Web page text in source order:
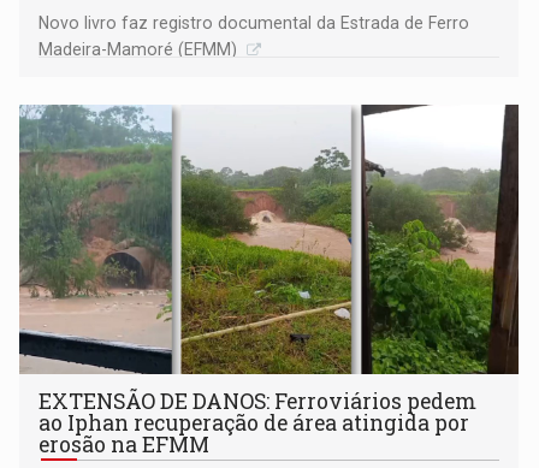
Novo livro faz registro documental da Estrada de Ferro
Madeira-Mamoré (EFMM)
EXTENSÃO DE DANOS: Ferroviários pedem
ao Iphan recuperação de área atingida por
erosão na EFMM